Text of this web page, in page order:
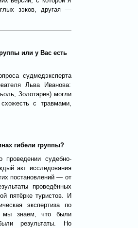
зэков, другая —
или у Вас есть
судмедэксперта
Льва Иванова:
Золотарев) могли
с травмами,
гибели группы?
судебно-
акт исследования
постановлений — от
проведённых
пятёрке туристов. И
экспертиза по
мы знаем, что были
результаты. Но